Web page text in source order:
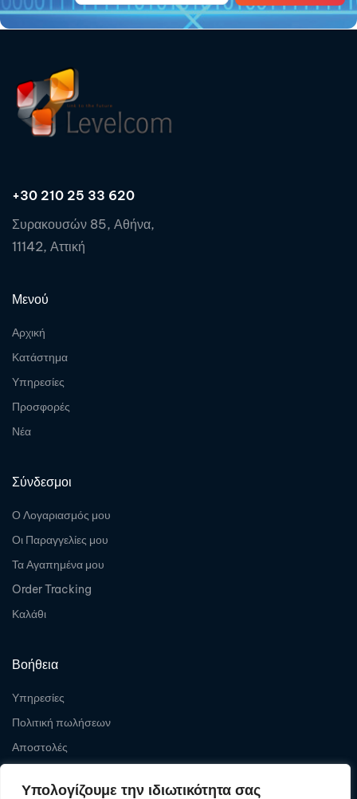
Υπολογίζουμε την ιδιωτικότητα σας
+30 210 25 33 620
Συρακουσών 85, Αθήνα,
11142, Αττική
Μενού
Αρχική
Κατάστημα
Υπηρεσίες
Προσφορές
Νέα
Σύνδεσμοι
Ο Λογαριασμός μου
Οι Παραγγελίες μου
Τα Αγαπημένα μου
Order Tracking
Καλάθι
Βοήθεια
Υπηρεσίες
Πολιτική πωλήσεων
Αποστολές